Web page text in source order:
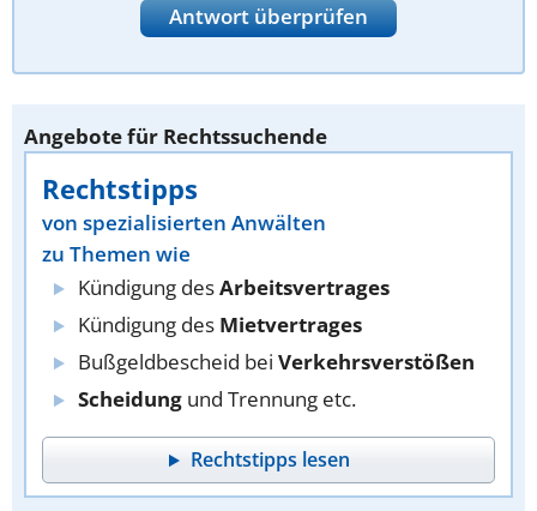
Antwort überprüfen
Angebote für Rechtssuchende
Rechtstipps
von spezialisierten Anwälten
zu Themen wie
Kündigung desArbeitsvertrages
Kündigung des Mietvertrages
Bußgeldbescheid bei Verkehrsverstößen
Scheidung und Trennung etc.
Rechtstipps lesen